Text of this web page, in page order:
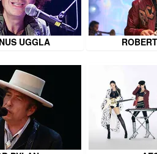
UGGLA